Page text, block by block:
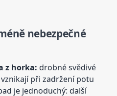
nebezpečné
z horka: drobné svědivé
při zadržení potu
je jednoduchý: další